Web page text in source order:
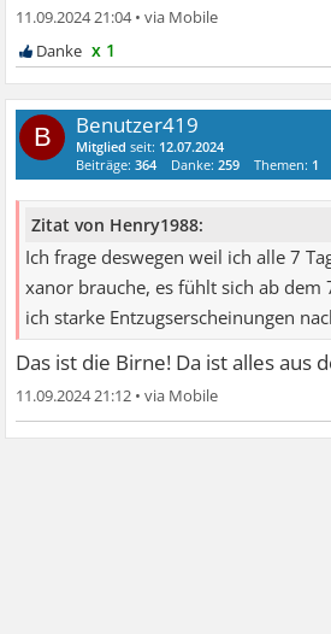
11.09.2024 21:04•
x 1
B Benutzer419
Mitglied seit: 12.07.2024
Beiträge:364 Danke:259 Themen: 1
Zitat von Henry1988:
Ich frage deswegen weil ich alle 7
xanor brauche, es fühlt sich ab dem
ich starke Entzugserscheinungen
Das ist die Birne! Da ist alles aus
11.09.2024 21:12 •